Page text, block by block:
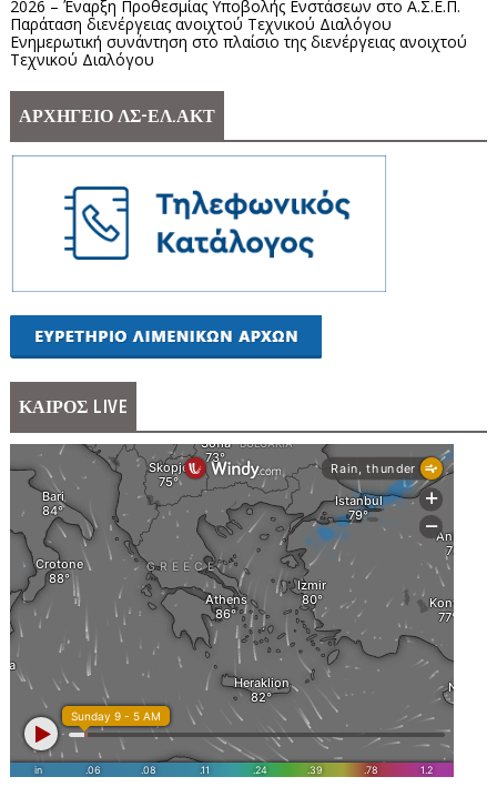
2026 – Έναρξη Προθεσμίας Υποβολής Ενστάσεων στο Α.Σ.Ε.Π.
Παράταση διενέργειας ανοιχτού Τεχνικού Διαλόγου
Ενημερωτική συνάντηση στο πλαίσιο της διενέργειας ανοιχτού
Τεχνικού Διαλόγου
ΑΡΧΗΓΕΙΟ ΛΣ-ΕΛ.ΑΚΤ
ΚΑΙΡΟΣ LIVE